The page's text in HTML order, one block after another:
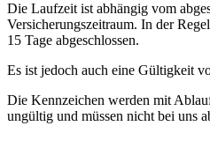
Die Laufzeit ist abhängig vom
Versicherungszeitraum. In der
15 Tage abgeschlossen.
Es ist jedoch auch eine Gültigkeit
Die Kennzeichen werden mit
ungültig und müssen nicht bei uns